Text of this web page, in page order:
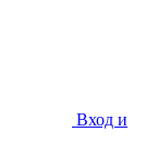
Вход и